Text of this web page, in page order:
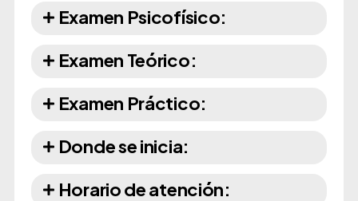
Examen Psicofísico:
Examen Teórico:
Examen Práctico:
Donde se inicia:
Horario de atención: